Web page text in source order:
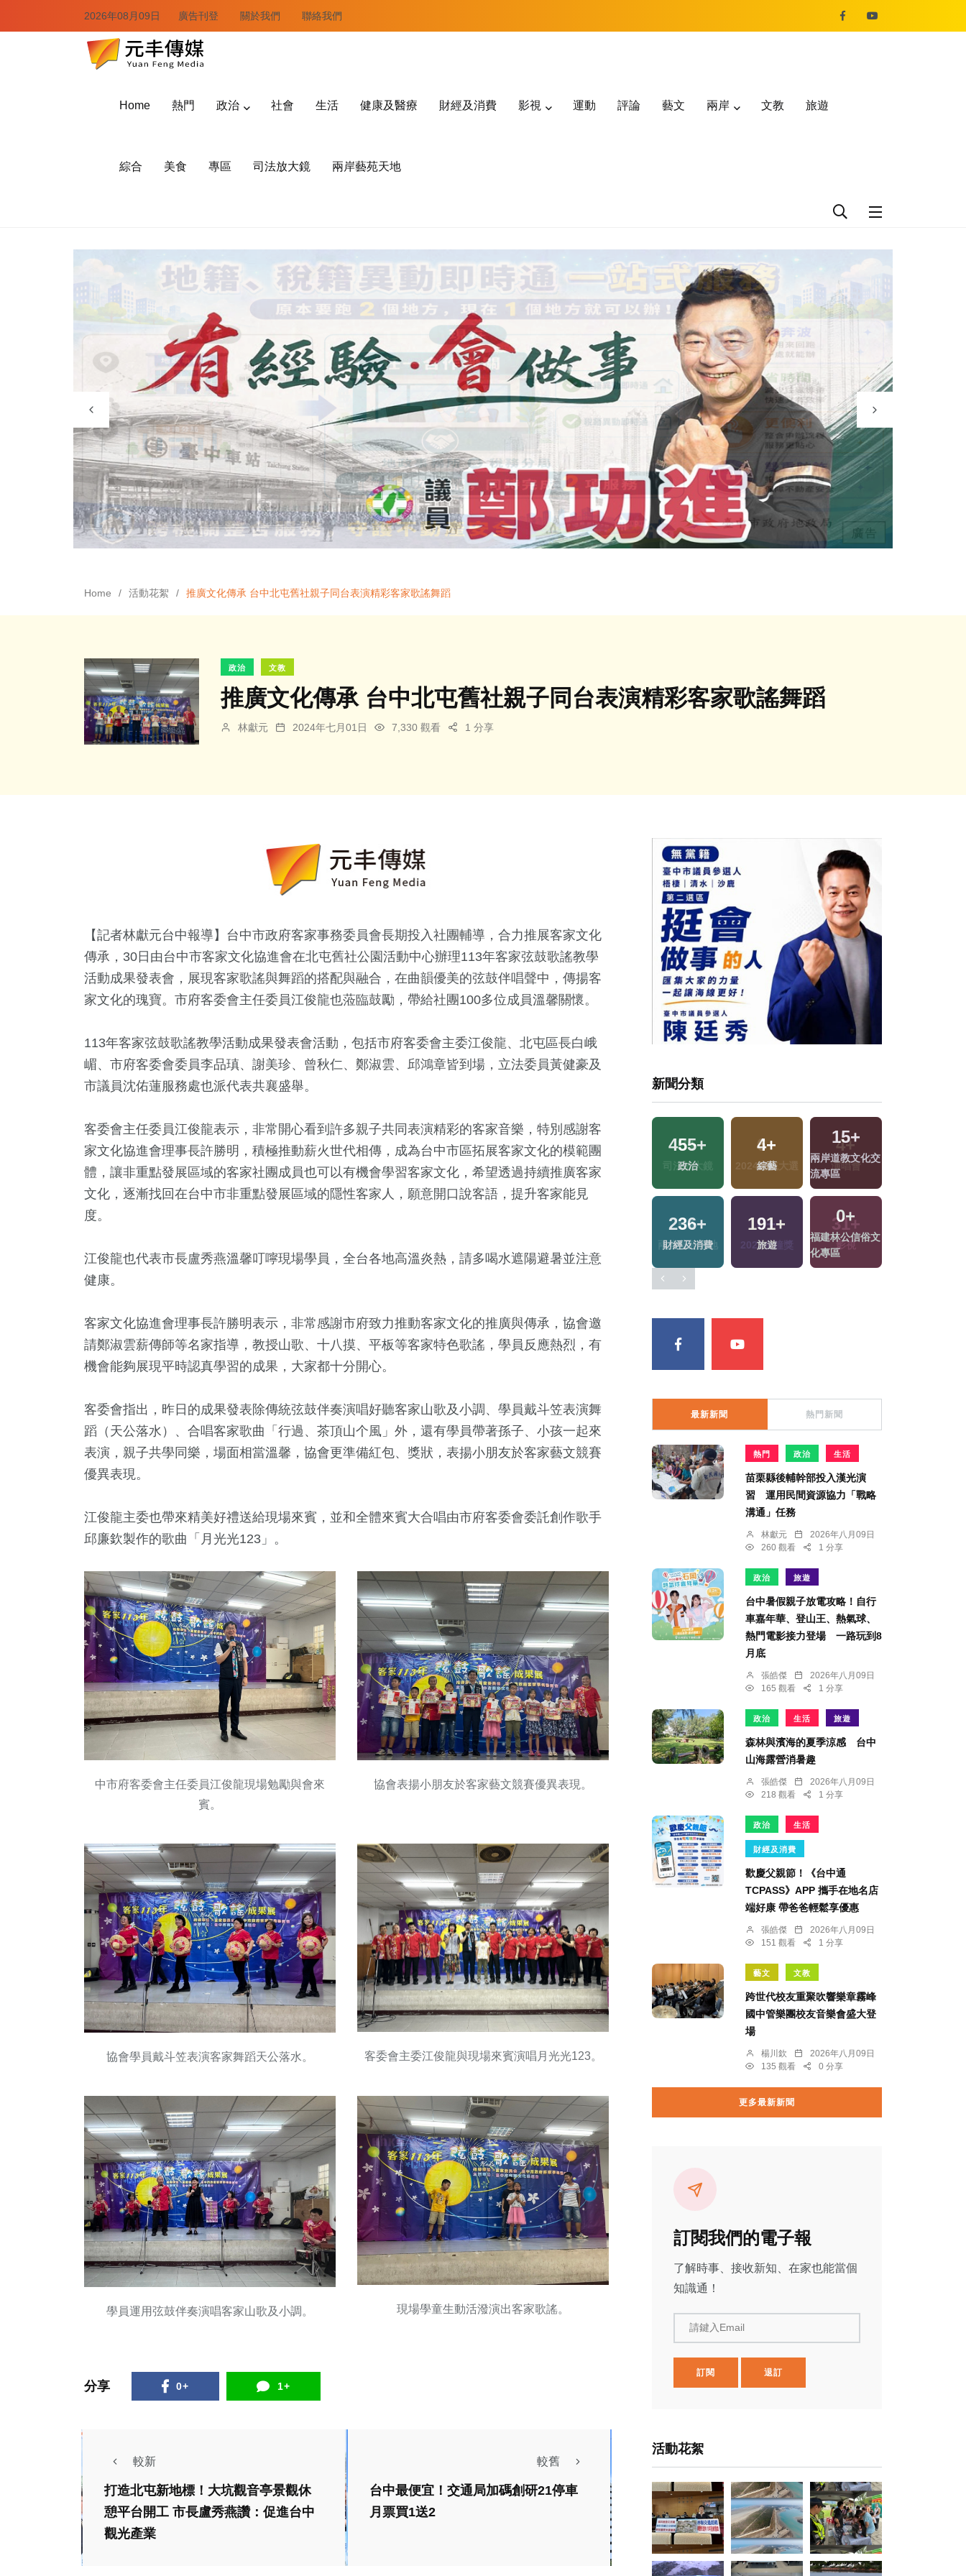
2026年08月09日 廣告刊登 關於我們 聯絡我們
Home 熱門 政治 社會 生活 健康及醫療 財經及消費 影視 運動 評論 藝文 兩岸 文教 旅遊
綜合 美食 專區 司法放大鏡 兩岸藝苑天地
Home 活動花絮 推廣文化傳承 台中北屯舊社親子同台表演精彩客家歌謠舞蹈
政治 文教
推廣文化傳承 台中北屯舊社親子同台表演精彩客家歌謠舞蹈
林獻元 2024年七月01日 7,330 觀看 1 分享
【記者林獻元台中報導】台中市政府客家事務委員會長期投入社團輔導，合力推展客家文化
傳承，30日由台中市客家文化協進會在北屯舊社公園活動中心辦理113年客家弦鼓歌謠教學
活動成果發表會，展現客家歌謠與舞蹈的搭配與融合，在曲韻優美的弦鼓伴唱聲中，傳揚客
家文化的瑰寶。市府客委會主任委員江俊龍也蒞臨鼓勵，帶給社團100多位成員溫馨關懷。
113年客家弦鼓歌謠教學活動成果發表會活動，包括市府客委會主委江俊龍、北屯區長白峨
嵋、市府客委會委員李品瑱、謝美珍、曾秋仁、鄭淑雲、邱鴻章皆到場，立法委員黃健豪及
市議員沈佑蓮服務處也派代表共襄盛舉。
客委會主任委員江俊龍表示，非常開心看到許多親子共同表演精彩的客家音樂，特別感謝客
家文化協進會理事長許勝明，積極推動薪火世代相傳，成為台中市區拓展客家文化的模範團
體，讓非重點發展區域的客家社團成員也可以有機會學習客家文化，希望透過持續推廣客家
文化，逐漸找回在台中市非重點發展區域的隱性客家人，願意開口說客語，提升客家能見
度。
江俊龍也代表市長盧秀燕溫馨叮嚀現場學員，全台各地高溫炎熱，請多喝水遮陽避暑並注意
健康。
客家文化協進會理事長許勝明表示，非常感謝市府致力推動客家文化的推廣與傳承，協會邀
請鄭淑雲薪傳師等名家指導，教授山歌、十八摸、平板等客家特色歌謠，學員反應熱烈，有
機會能夠展現平時認真學習的成果，大家都十分開心。
客委會指出，昨日的成果發表除傳統弦鼓伴奏演唱好聽客家山歌及小調、學員戴斗笠表演舞
蹈（天公落水）、合唱客家歌曲「行過、茶頂山个風」外，還有學員帶著孫子、小孩一起來
表演，親子共學同樂，場面相當溫馨，協會更準備紅包、獎狀，表揚小朋友於客家藝文競賽
優異表現。
江俊龍主委也帶來精美好禮送給現場來賓，並和全體來賓大合唱由市府客委會委託創作歌手
邱廉欽製作的歌曲「月光光123」。
中市府客委會主任委員江俊龍現場勉勵與會來
賓。
協會表揚小朋友於客家藝文競賽優異表現。
協會學員戴斗笠表演客家舞蹈天公落水。 客委會主委江俊龍與現場來賓演唱月光光123。
學員運用弦鼓伴奏演唱客家山歌及小調。 現場學童生動活潑演出客家歌謠。
分享 0+ 1+
較新
打造北屯新地標！大坑觀音亭景觀休
憩平台開工 市長盧秀燕讚：促進台中
觀光產業
較舊
台中最便宜！交通局加碼創研21停車
月票買1送2
新聞分類
+
運動
105+
藝文
7+
評論
30 +
美食
8+
司法放大鏡
6+
2024總統大選 演唱會
455+
政治
4+
綜藝
15+
兩岸道教文化交
流專區
236+
財經及消費
191+
旅遊
0+
福建林公信俗文
化專區
最新新聞 熱門新聞
熱門 政治 生活
苗栗縣後輔幹部投入漢光演
習 運用民間資源協力「戰略
溝通」任務
林獻元
2026年八月09日
260 觀看
1 分享
政治 旅遊
台中暑假親子放電攻略！自行
車嘉年華、登山王、熱氣球、
熱門電影接力登場 一路玩到8
月底
張皓傑
2026年八月09日
165 觀看
1 分享
政治 生活 旅遊
森林與濱海的夏季涼感 台中
山海露營消暑趣
張皓傑
2026年八月09日
218 觀看
1 分享
政治 生活
財經及消費
歡慶父親節！《台中通
TCPASS》APP 攜手在地名店
端好康 帶爸爸輕鬆享優惠
張皓傑
2026年八月09日
151 觀看
1 分享
藝文 文教
跨世代校友重聚吹響樂章霧峰
國中管樂團校友音樂會盛大登
場
楊川欽
2026年八月09日
135 觀看
0 分享
更多最新新聞
訂閱我們的電子報
了解時事、接收新知、在家也能當個
知識通！
請鍵入Email
訂閱 退訂
活動花絮